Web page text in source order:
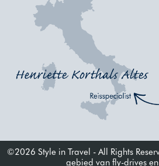
©2026 Style in Travel - All Rights
gebied van fly-drives